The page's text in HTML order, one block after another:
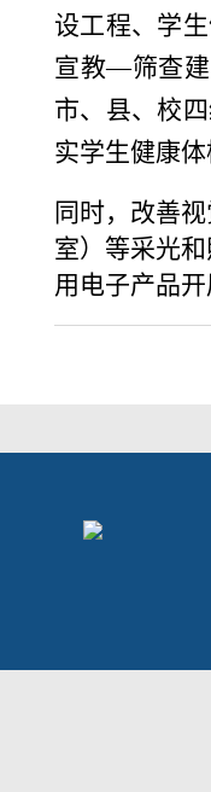
设工程、学
宣教—筛查
市、县、校
实学生健康
同时，改善
室）等采光
用电子产品